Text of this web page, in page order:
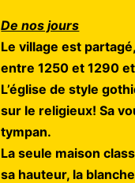
De nos jours
Le village est
entre 1250 et 1290
L’église de style
sur le religieux! Sa
tympan.
La seule maison
sa hauteur, la